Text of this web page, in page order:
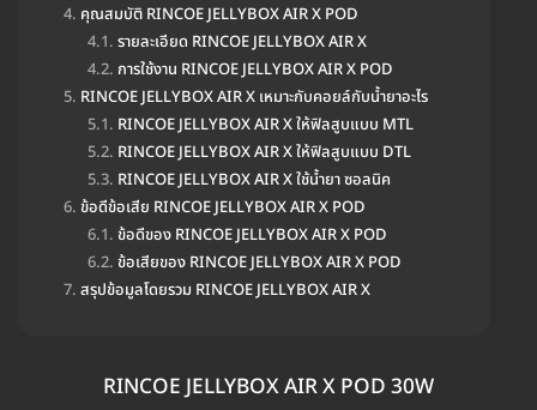
คุณสมบัติ RINCOE JELLYBOX AIR X POD
รายละเอียด RINCOE JELLYBOX AIR X
การใช้งาน RINCOE JELLYBOX AIR X POD
RINCOE JELLYBOX AIR X เหมาะกับคอยล์กับน้ำยาอะไร
RINCOE JELLYBOX AIR X ให้ฟิลสูบแบบ MTL
RINCOE JELLYBOX AIR X ให้ฟิลสูบแบบ DTL
RINCOE JELLYBOX AIR X ใช้น้ำยา ซอลนิค
ข้อดีข้อเสีย RINCOE JELLYBOX AIR X POD
ข้อดีของ RINCOE JELLYBOX AIR X POD
ข้อเสียของ RINCOE JELLYBOX AIR X POD
สรุปข้อมูลโดยรวม RINCOE JELLYBOX AIR X
RINCOE JELLYBOX AIR X POD 30W